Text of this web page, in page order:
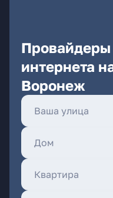
интернета
Воронеж